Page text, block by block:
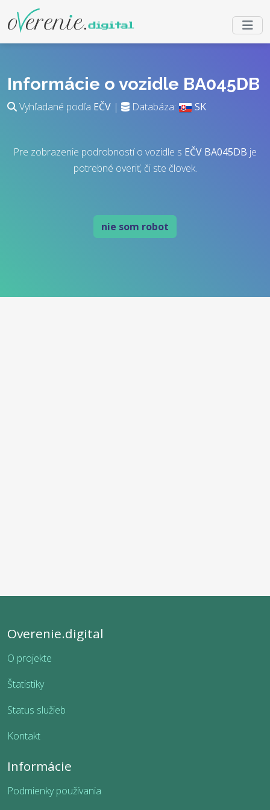
Informácie o vozidle BA045DB
Vyhľadané podľa EČV | Databáza: SK
Pre zobrazenie podrobností o vozidle s EČV BA045DB je
potrebné overiť, či ste človek.
nie som robot
Overenie.digital
O projekte
Štatistiky
Status služieb
Kontakt
Informácie
Podmienky používania